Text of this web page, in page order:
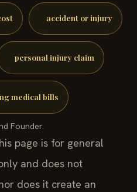
accident or injury
personal injury claim
medical bills
Founder.
page is for general
and does not
does it create an